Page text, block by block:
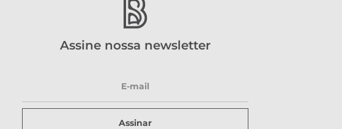
Assine nossa newsletter
Assinar